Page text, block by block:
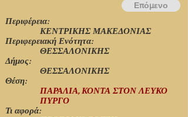
Περιφέρεια:
ΘΕΣΣΑΛΟΝΙΚΗΣ
ΚΕΝΤΡΙΚΗΣ ΜΑΚΕΔΟΝΙΑΣ
Περιφερειακή Ενότητα:
ΘΕΣΣΑΛΟΝΙΚΗΣ
Δήμος:
Θέση:
ΠΑΡΑΛΙΑ, ΚΟΝΤΑ ΣΤΟΝ ΛΕΥΚΟ
ΠΥΡΓΟ
Τι αφορά:
Επόμενο